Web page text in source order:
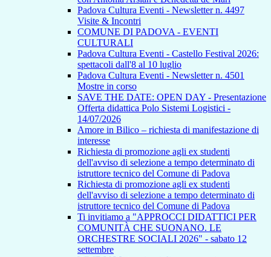
Padova Cultura Eventi - Newsletter n. 4497
Visite & Incontri
COMUNE DI PADOVA - EVENTI
CULTURALI
Padova Cultura Eventi - Castello Festival 2026:
spettacoli dall'8 al 10 luglio
Padova Cultura Eventi - Newsletter n. 4501
Mostre in corso
SAVE THE DATE: OPEN DAY - Presentazione
Offerta didattica Polo Sistemi Logistici -
14/07/2026
Amore in Bilico – richiesta di manifestazione di
interesse
Richiesta di promozione agli ex studenti
dell'avviso di selezione a tempo determinato di
istruttore tecnico del Comune di Padova
Richiesta di promozione agli ex studenti
dell'avviso di selezione a tempo determinato di
istruttore tecnico del Comune di Padova
Ti invitiamo a "APPROCCI DIDATTICI PER
COMUNITÀ CHE SUONANO. LE
ORCHESTRE SOCIALI 2026" - sabato 12
settembre